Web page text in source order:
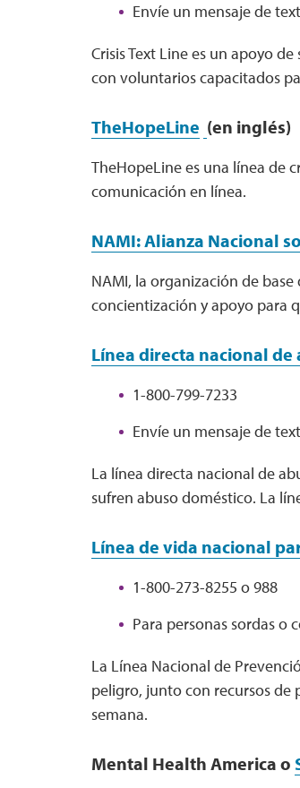
Envíe un mensaje de
Crisis Text Line es un apoyo
con voluntarios capacitados
TheHopeLine (en inglés)
TheHopeLine es una línea de
comunicación en línea.
NAMI: Alianza Nacional
NAMI, la organización de
concientización y apoyo para
Línea directa nacional de
1-800-799-7233
Envíe un mensaje de
La línea directa nacional de
sufren abuso doméstico. La
Línea de vida nacional
1-800-273-8255 o 988
Para personas sordas o
La Línea Nacional de
peligro, junto con recursos de
semana.
Mental Health America o